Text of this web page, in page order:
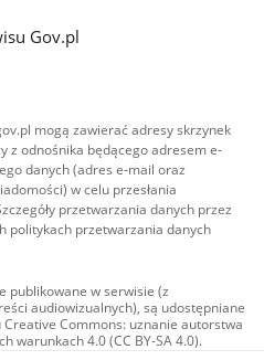
Gov.pl
mogą zawierać adresy skrzynek
z odnośnika będącego adresem e-
danych (adres e-mail oraz
w celu przesłania
przetwarzania danych przez
politykach przetwarzania danych
publikowane w serwisie (z
audiowizualnych), są udostępniane
Creative Commons: uznanie autorstwa
warunkach 4.0 (CC BY-SA 4.0).